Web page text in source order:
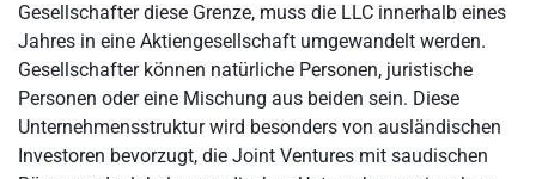
Gesellschafter diese Grenze, muss die LLC innerhalb eines
Jahres in eine Aktiengesellschaft umgewandelt werden.
Gesellschafter können natürliche Personen, juristische
Personen oder eine Mischung aus beiden sein. Diese
Unternehmensstruktur wird besonders von ausländischen
Investoren bevorzugt, die Joint Ventures mit saudischen